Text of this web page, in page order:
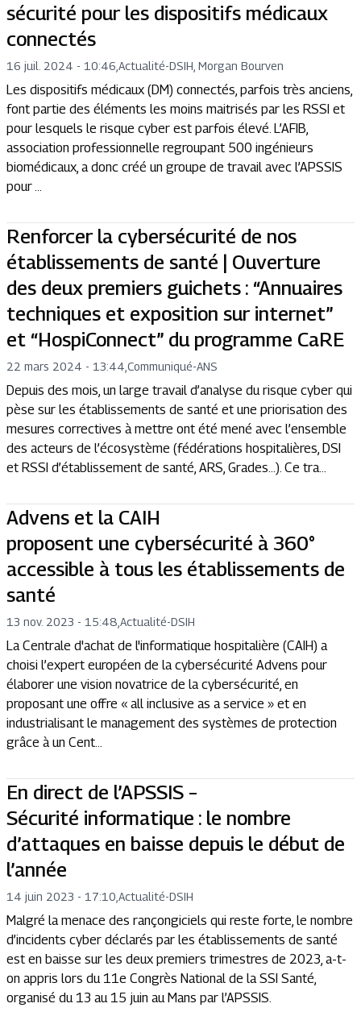
sécurité pour les dispositifs médicaux
connectés
16 juil. 2024 - 10:46 Actualité-DSIH, Morgan Bourven
Les dispositifs médicaux (DM) connectés, parfois très anciens,
font partie des éléments les moins maitrisés par les RSSI et
pour lesquels le risque cyber est parfois élevé. L’AFIB,
association professionnelle regroupant 500 ingénieurs
biomédicaux, a donc créé un groupe de travail avec l’APSSIS
pour ...
Renforcer la cybersécurité de nos
établissements de santé | Ouverture
des deux premiers guichets : “Annuaires
techniques et exposition sur internet”
et “HospiConnect” du programme CaRE
22 mars 2024 - 13:44 Communiqué-ANS
Depuis des mois, un large travail d’analyse du risque cyber qui
pèse sur les établissements de santé et une priorisation des
mesures correctives à mettre ont été mené avec l’ensemble
des acteurs de l’écosystème (fédérations hospitalières, DSI
et RSSI d’établissement de santé, ARS, Grades...). Ce tra...
Advens et la CAIH
proposent une cybersécurité à 360°
accessible à tous les établissements de
santé
13 nov. 2023 - 15:48 Actualité-DSIH
La Centrale d'achat de l'informatique hospitalière (CAIH) a
choisi l’expert européen de la cybersécurité Advens pour
élaborer une vision novatrice de la cybersécurité, en
proposant une offre « all inclusive as a service » et en
industrialisant le management des systèmes de protection
grâce à un Cent...
En direct de l’APSSIS –
Sécurité informatique : le nombre
d’attaques en baisse depuis le début de
l’année
14 juin 2023 - 17:10 Actualité-DSIH
Malgré la menace des rançongiciels qui reste forte, le nombre
d’incidents cyber déclarés par les établissements de santé
est en baisse sur les deux premiers trimestres de 2023, a-t-
on appris lors du 11e Congrès National de la SSI Santé,
organisé du 13 au 15 juin au Mans par l’APSSIS.